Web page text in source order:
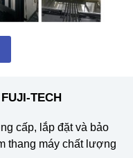
TECH
cấp, lắp đặt và bảo
thang máy chất lượng